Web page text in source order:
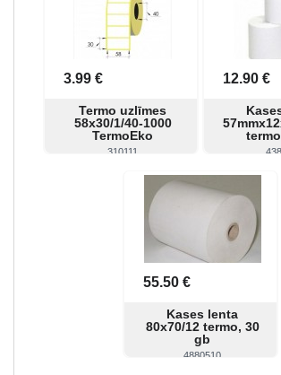
3.99 €
Termo uzlīmes
58x30/1/40-1000
TermoEko
310111
Pirkt
12.90 €
Skatīt
55.50 €
Kases lenta
80x70/12 termo, 30
gb
4880510